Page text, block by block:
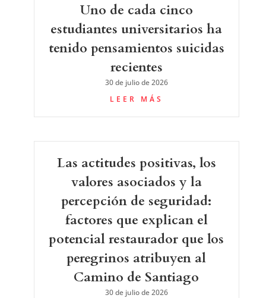
Uno de cada cinco
estudiantes universitarios ha
tenido pensamientos suicidas
recientes
30 de julio de 2026
LEER MÁS
Las actitudes positivas, los
valores asociados y la
percepción de seguridad:
factores que explican el
potencial restaurador que los
peregrinos atribuyen al
Camino de Santiago
30 de julio de 2026